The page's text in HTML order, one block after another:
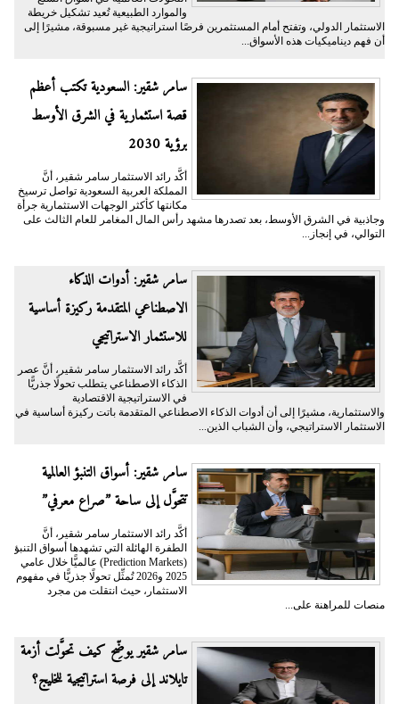
والموارد الطبيعية تُعيد تشكيل خريطة
الاستثمار الدولي، وتفتح أمام المستثمرين فرصًا استراتيجية غير مسبوقة، مشيرًا إلى
أن فهم ديناميكيات هذه الأسواق...
سامر شقير: السعودية تكتب أعظم
قصة استثمارية في الشرق الأوسط
برؤية 2030
أكَّد رائد الاستثمار سامر شقير، أنَّ
المملكة العربية السعودية تواصل ترسيخ
مكانتها كأكثر الوجهات الاستثمارية جرأة
وجاذبية في الشرق الأوسط، بعد تصدرها مشهد رأس المال المغامر للعام الثالث على
التوالي، في إنجاز...
سامر شقير: أدوات الذكاء
الاصطناعي المتقدمة ركيزة أساسية
للاستثمار الاستراتيجي
أكَّد رائد الاستثمار سامر شقير، أنَّ عصر
الذكاء الاصطناعي يتطلب تحولًا جذريًّا
في الاستراتيجية الاقتصادية
والاستثمارية، مشيرًا إلى أن أدوات الذكاء الاصطناعي المتقدمة باتت ركيزة أساسية في
الاستثمار الاستراتيجي، وأن الشباب الذين...
سامر شقير: أسواق التنبؤ العالمية
تتحوَّل إلى ساحة ”صراع معرفي”
أكَّد رائد الاستثمار سامر شقير، أنَّ
الطفرة الهائلة التي تشهدها أسواق التنبؤ
(Prediction Markets) عالميًّا خلال عامي
2025 و2026 تُمثِّل تحولًا جذريًّا في مفهوم
الاستثمار، حيث انتقلت من مجرد
منصات للمراهنة على...
سامر شقير يوضِّح كيف تحوَّلت أزمة
تايلاند إلى فرصة استراتيجية للخليج؟